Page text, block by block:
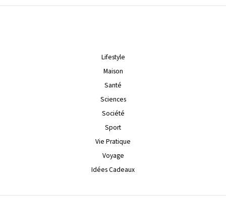
Lifestyle
Maison
Santé
Sciences
Société
Sport
Vie Pratique
Voyage
Idées Cadeaux